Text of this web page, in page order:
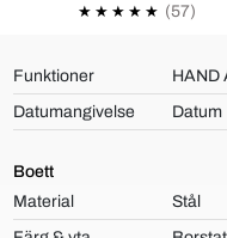
(57)
Funktioner
HAND
Datumangivelse
Datum
Boett
Material
Stål